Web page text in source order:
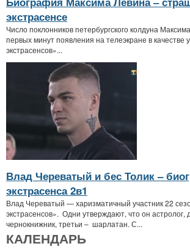
экстрасенсе
Число поклонников петербургского колдуна
первых минут появления на телеэкране в качестве
экстрасенсов»...
Влад Череватый и бес Толик –
экстрасенса 2в1
Влад Череватый — харизматичный участник 22
экстрасенсов». Одни утверждают, что он астролог,
чернокнижник, третьи – шарлатан. С...
КАЛЕНДАРЬ